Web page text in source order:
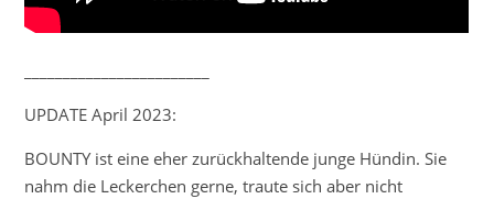
UPDATE April 2023:
BOUNTY ist eine eher zurückhaltende junge Hündin. Sie
nahm die Leckerchen gerne, traute sich aber nicht